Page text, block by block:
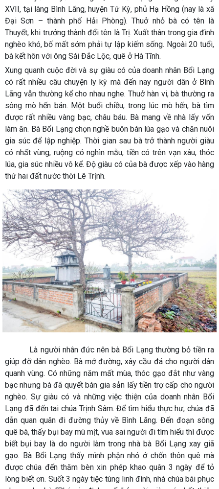
XVII, tại làng Bình Lãng, huyện Tứ Kỳ, phủ Hạ Hồng (nay là xã
Đại Sơn – thành phố Hải Phòng). Thuở nhỏ bà có tên là
Thuyết, khi trưởng thành đổi tên là Trị. Xuất thân trong gia đình
nghèo khó, bố mất sớm phải tự lập kiếm sống. Ngoài 20 tuổi,
bà kết hôn với ông Sái Đắc Lộc, quê ở Hà Tĩnh.
Xung quanh cuộc đời và sự giàu có của doanh nhân Bổi Lạng
có rất nhiều câu chuyện ly kỳ mà đến nay người dân ở Bình
Lãng vẫn thường kể cho nhau nghe. Thuở hàn vi, bà thường ra
sông mò hến bán. Một buổi chiều, trong lúc mò hến, bà tìm
được rất nhiều vàng bạc, châu báu. Bà mang về nhà lấy vốn
làm ăn. Bà Bổi Lạng chọn nghề buôn bán lúa gạo và chăn nuôi
gia súc để lập nghiệp. Thời gian sau bà trở thành người giàu
có nhất vùng, ruộng có nghìn mẫu, tiền có trên vạn xâu, thóc
lúa, gia súc nhiều vô kể. Độ giàu có của bà được xếp vào hàng
thứ hai đất nước thời Lê Trịnh.
Là người nhân đức nên bà Bổi Lạng thường bỏ tiền ra
giúp đỡ dân nghèo. Bà mở đường, xây cầu đá cho người dân
quanh vùng. Có những năm mất mùa, thóc gạo đắt như vàng
bạc nhưng bà đã quyết bán gia sản lấy tiền trợ cấp cho người
nghèo. Sự giàu có và những việc thiện của doanh nhân Bổi
Lạng đã đến tai chúa Trịnh Sâm. Để tìm hiểu thực hư, chúa đã
dẫn quan quân đi đường thủy về Bình Lãng. Đến đoạn sông
quê bà, thấy bụi bay mù mịt, vua sai người đi tìm hiểu thì được
biết bụi bay là do người làm trong nhà bà Bổi Lạng xay giã
gạo. Bà Bổi Lạng thấy mình phận nhỏ ở chốn thôn quê mà
được chúa đến thăm bèn xin phép khao quân 3 ngày để tỏ
lòng biết ơn. Suốt 3 ngày tiệc tùng linh đình, nhà chúa bái phục